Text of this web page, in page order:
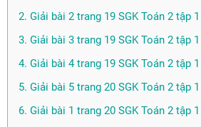
2. Giải bài 2 trang 19 SGK Toán 2 tập 1
3. Giải bài 3 trang 19 SGK Toán 2 tập
4. Giải bài 4 trang 19 SGK Toán 2 tập 1
5. Giải bài 5 trang 20 SGK Toán 2 tập 1
6. Giải bài 1 trang 20 SGK Toán 2 tập 1